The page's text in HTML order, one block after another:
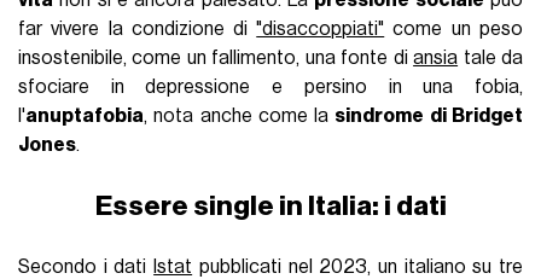
far vivere la condizione di"disaccoppiati" come un peso
insostenibile, come un fallimento, una fonte diansia tale da
sfociare in depressione e persino in una fobia,
l'anuptafobia, nota anche come la sindrome di Bridget
Jones.
Essere single in Italia: i dati
Secondo i dati Istat pubblicati nel 2023, un italiano su tre